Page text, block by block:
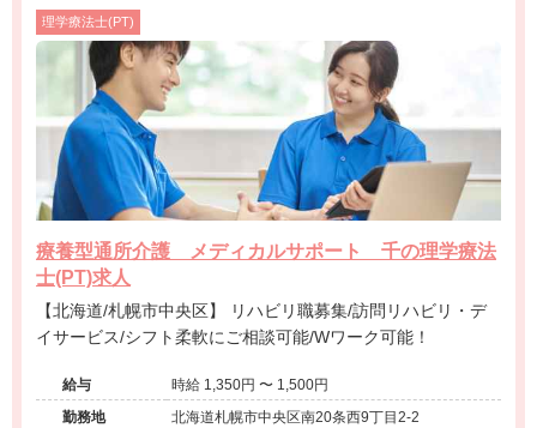
理学療法士(PT)
療養型通所介護 メディカルサポート 千の理学療法
士(PT)求人
【北海道/札幌市中央区】 リハビリ職募集/訪問リハビリ・デ
イサービス/シフト柔軟にご相談可能/Wワーク可能！
給与
時給 1,350円 〜 1,500円
勤務地
北海道札幌市中央区南20条西9丁目2-2